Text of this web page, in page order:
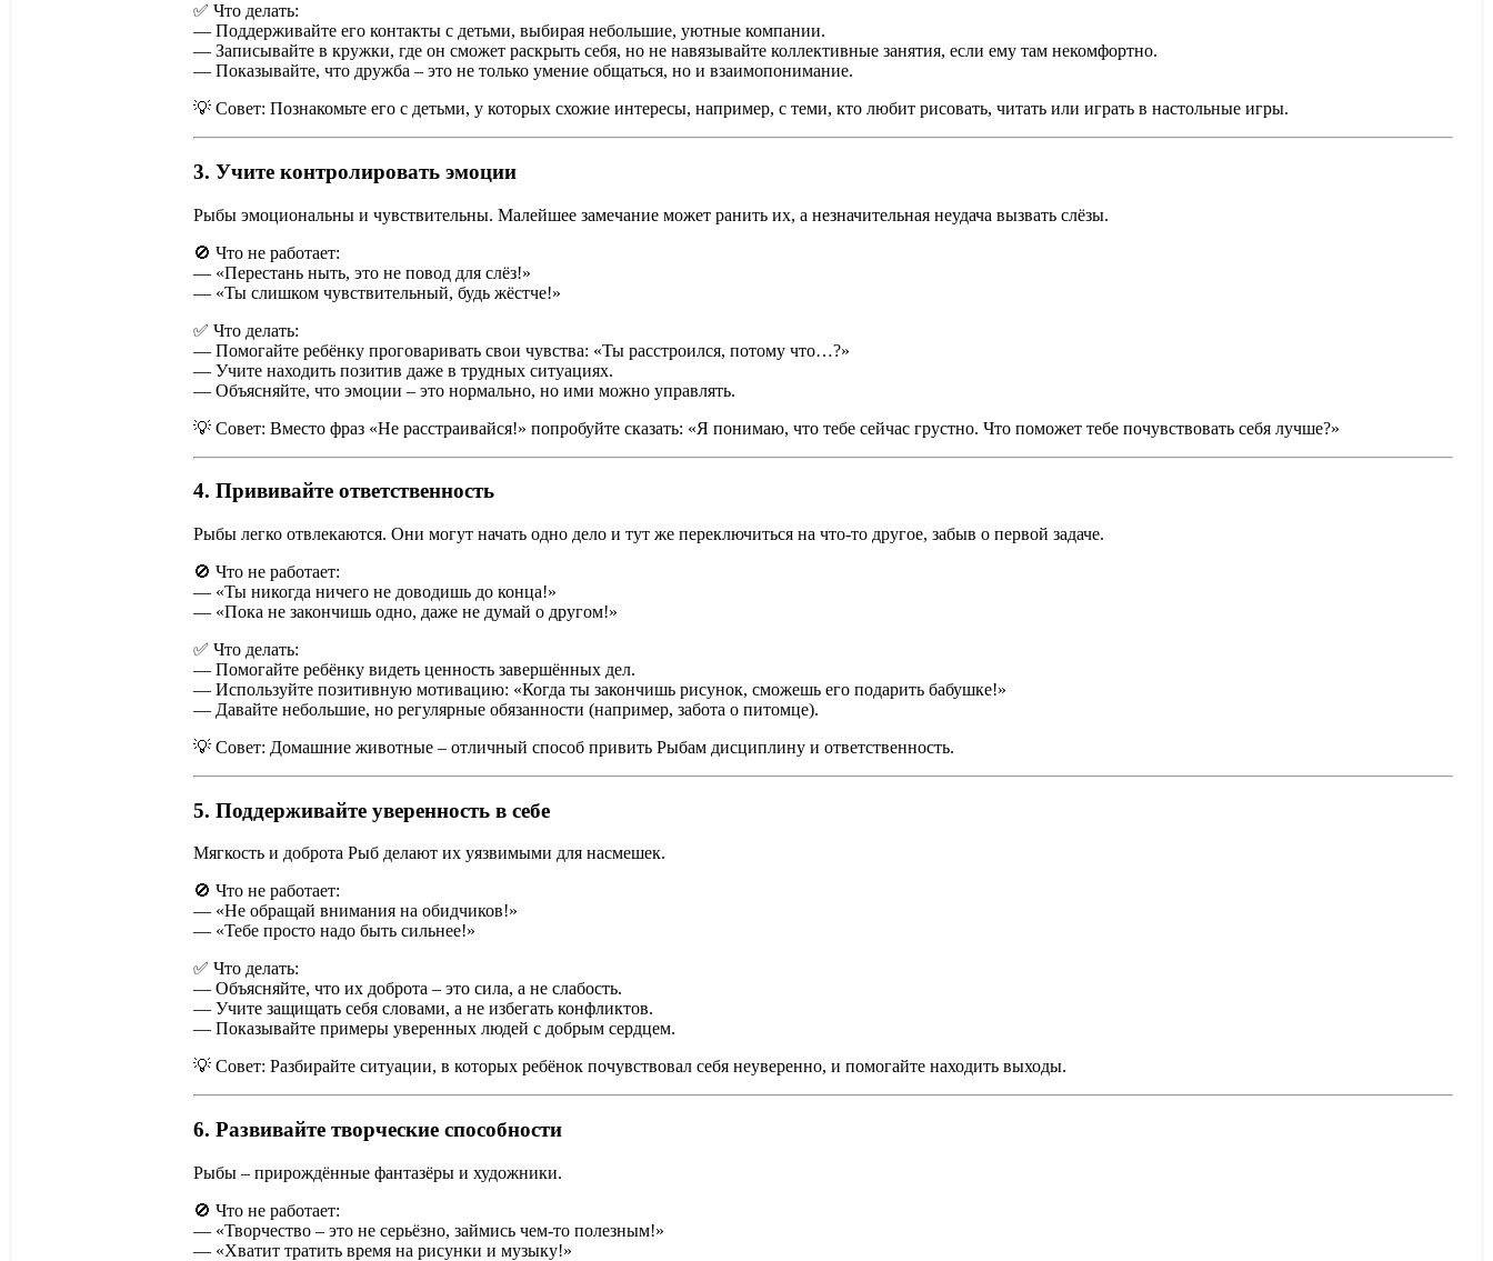
✅ Что делать:
— Поддерживайте его контакты с детьми, выбирая небольшие, уютные компании.
— Записывайте в кружки, где он сможет раскрыть себя, но не навязывайте коллективные занятия, если ему там некомфортно.
— Показывайте, что дружба – это не только умение общаться, но и взаимопонимание.
💡 Совет: Познакомьте его с детьми, у которых схожие интересы, например, с теми, кто любит рисовать, читать или играть в настольные игры.
3. Учите контролировать эмоции
Рыбы эмоциональны и чувствительны. Малейшее замечание может ранить их, а незначительная неудача вызвать слёзы.
🚫 Что не работает:
— «Перестань ныть, это не повод для слёз!»
— «Ты слишком чувствительный, будь жёстче!»
✅ Что делать:
— Помогайте ребёнку проговаривать свои чувства: «Ты расстроился, потому что…?»
— Учите находить позитив даже в трудных ситуациях.
— Объясняйте, что эмоции – это нормально, но ими можно управлять.
💡 Совет: Вместо фраз «Не расстраивайся!» попробуйте сказать: «Я понимаю, что тебе сейчас грустно. Что поможет тебе почувствовать себя лучше?»
4. Прививайте ответственность
Рыбы легко отвлекаются. Они могут начать одно дело и тут же переключиться на что-то другое, забыв о первой задаче.
🚫 Что не работает:
— «Ты никогда ничего не доводишь до конца!»
— «Пока не закончишь одно, даже не думай о другом!»
✅ Что делать:
— Помогайте ребёнку видеть ценность завершённых дел.
— Используйте позитивную мотивацию: «Когда ты закончишь рисунок, сможешь его подарить бабушке!»
— Давайте небольшие, но регулярные обязанности (например, забота о питомце).
💡 Совет: Домашние животные – отличный способ привить Рыбам дисциплину и ответственность.
5. Поддерживайте уверенность в себе
Мягкость и доброта Рыб делают их уязвимыми для насмешек.
🚫 Что не работает:
— «Не обращай внимания на обидчиков!»
— «Тебе просто надо быть сильнее!»
✅ Что делать:
— Объясняйте, что их доброта – это сила, а не слабость.
— Учите защищать себя словами, а не избегать конфликтов.
— Показывайте примеры уверенных людей с добрым сердцем.
💡 Совет: Разбирайте ситуации, в которых ребёнок почувствовал себя неуверенно, и помогайте находить выходы.
6. Развивайте творческие способности
Рыбы – прирождённые фантазёры и художники.
🚫 Что не работает:
— «Творчество – это не серьёзно, займись чем-то полезным!»
— «Хватит тратить время на рисунки и музыку!»